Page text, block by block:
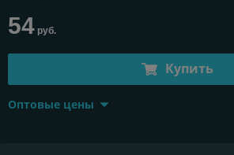
54 руб.
Купить
Оптовые цены